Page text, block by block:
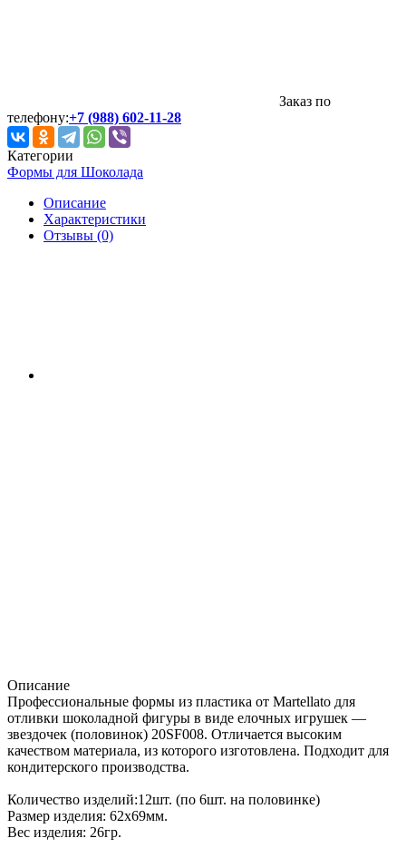
Заказ по
телефону:+7 (988) 602-11-28
Категории
Формы для Шоколада
Описание
Характеристики
Отзывы (0)
Описание
Профессиональные формы из пластика от Martellato для
отливки шоколадной фигуры в виде елочных игрушек —
звездочек (половинок) 20SF008. Отличается высоким
качеством материала, из которого изготовлена. Подходит для
кондитерского производства.
Количество изделий:12шт. (по 6шт. на половинке)
Размер изделия: 62х69мм.
Вес изделия: 26гр.